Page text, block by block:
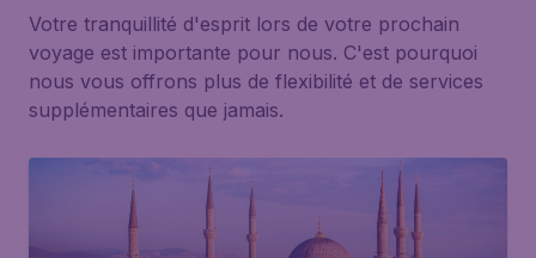
Votre tranquillité d'esprit lors de votre prochain
voyage est importante pour nous. C'est pourquoi
nous vous offrons plus de flexibilité et de services
supplémentaires que jamais.